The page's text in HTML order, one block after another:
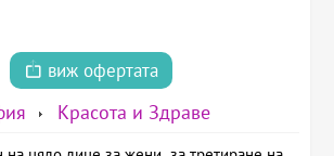
виж офертата
Красота и Здраве